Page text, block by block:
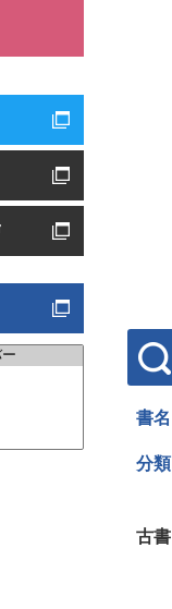
書名
分類
古書